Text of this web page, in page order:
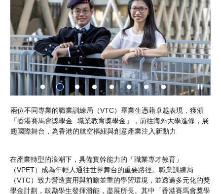
兩位不同專業的職業訓練局（VTC）畢業生憑藉卓越表現，獲頒
「香港賽馬會獎學金─職業教育獎學金」，前往海外大學進修，展
翅國際舞台，為香港的航空樞紐與創意產業注入新動力
在產業轉型的浪潮下，具備實幹能力的「職業專才教育」
（VPET）成為年輕人通往世界舞台的重要路徑。職業訓練局
（VTC）致力營造實用與前瞻並重的學習環境，並透過多元化的獎
學金計劃，鼓勵學生發揮潛能，盡展所長。其中「香港賽馬會獎學